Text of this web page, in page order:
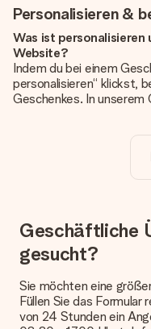
Personalisieren &
Was ist
Website?
Indem du bei einem
personalisieren“ klickst,
Geschenkes. In
noch eines unserer
Geschenk die perfekte
Personalisierung. So ist
Hat mein Foto die
Wir möchten
rundum zufrieden bist.
hochwertige Fotos zu
bist, ob dein Bild die
Geschäftliche
gesucht?
Sie möchten eine
Füllen Sie das Formular
von 24 Stunden ein